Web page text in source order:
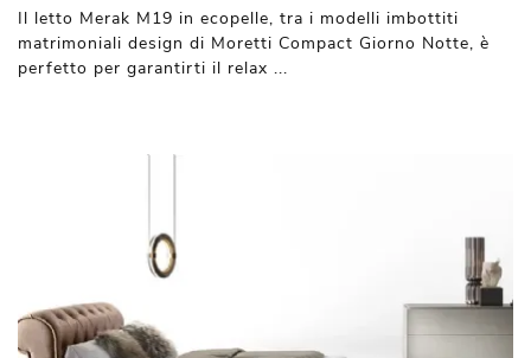
Il letto Merak M19 in ecopelle, tra i modelli imbottiti
matrimoniali design di Moretti Compact Giorno Notte, è
perfetto per garantirti il relax ...